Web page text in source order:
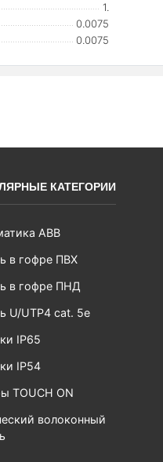
1.
0.0075
0.0075
КАТЕГОРИИ
ABB
в гофре ПВХ
в гофре ПНД
U/UTP4 cat. 5e
IP65
IP54
TOUCH ON
волоконный